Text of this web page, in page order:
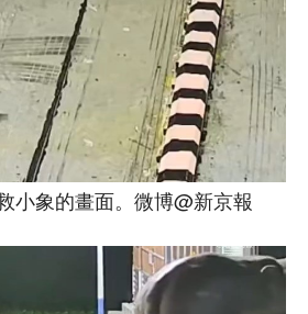
小象的畫面。微博@新京報